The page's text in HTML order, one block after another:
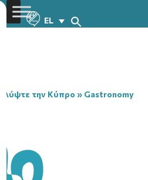
EL
την Κύπρο » Gastronomy